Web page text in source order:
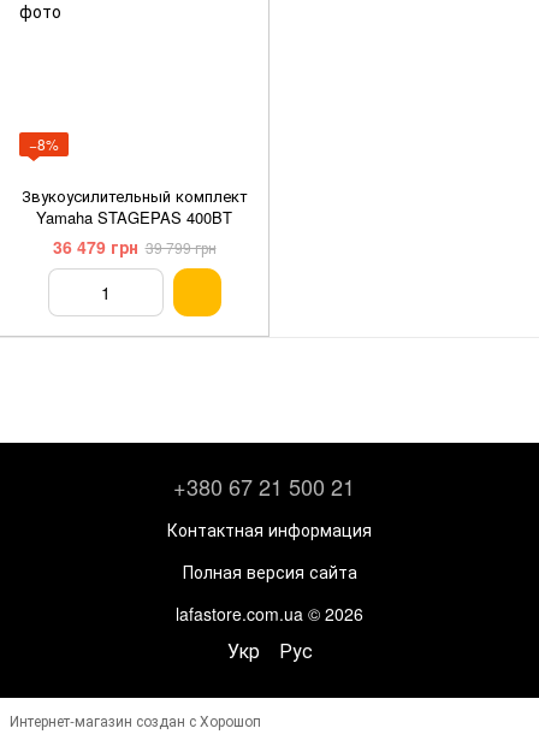
−8%
Звукоусилительный комплект
Yamaha STAGEPAS 400BT
36 479 грн 39 799 грн
+380 67 21 500 21
Контактная информация
Полная версия сайта
lafastore.com.ua © 2026
Укр Рус
Интернет-магазин создан с Хорошоп